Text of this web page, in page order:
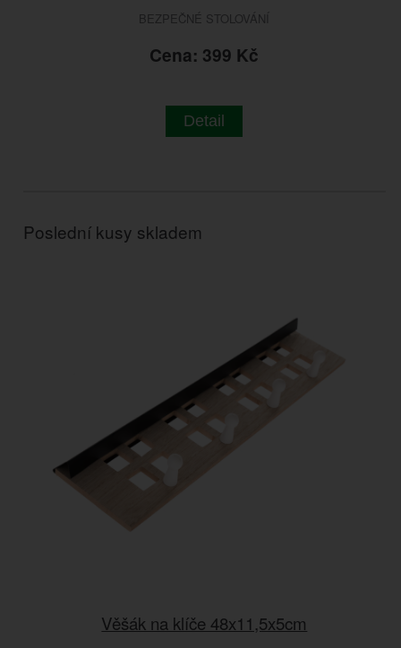
BEZPEČNÉ STOLOVÁNÍ
Cena: 399 Kč
Detail
Poslední kusy skladem
Věšák na klíče 48x11,5x5cm